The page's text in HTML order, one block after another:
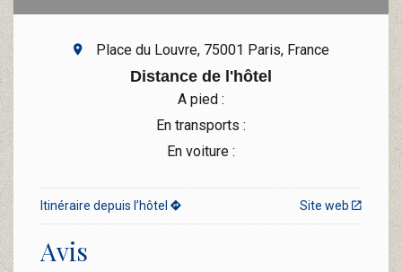
Place du Louvre, 75001 Paris, France
Distance de l'hôtel
A pied :
En transports :
En voiture :
Site web
Itinéraire depuis l’hôtel
Avis